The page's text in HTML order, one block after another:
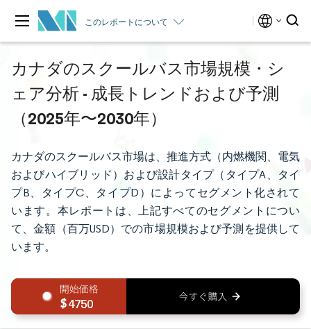
このレポートについて
カナダのスクールバス市場規模・シ
ェア分析 - 成長トレンドおよび予測
（2025年〜2030年）
カナダのスクールバス市場は、推進方式（内燃機関、電気
およびハイブリッド）および設計タイプ（タイプA、タイ
プB、タイプC、タイプD）によってセグメント化されて
います。本レポートは、上記すべてのセグメントについ
て、金額（百万USD）での市場規模および予測を提供して
います。
4750